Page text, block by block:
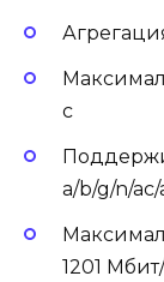
с
a/b/g/n/ac/
1201